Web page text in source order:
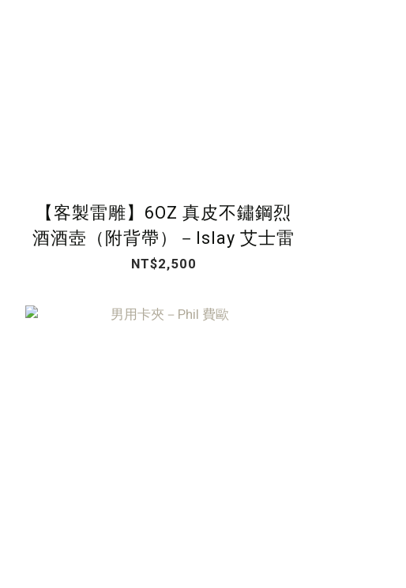
【客製雷雕】6OZ 真皮不鏽鋼烈
酒酒壺（附背帶）－Islay 艾士雷
NT$2,500